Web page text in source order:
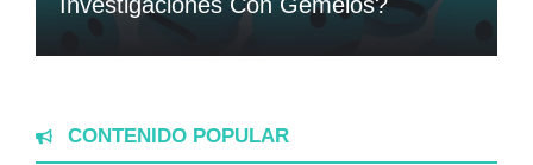
CONTENIDO POPULAR